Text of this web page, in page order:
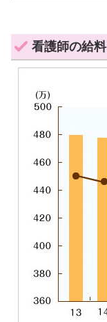
看護師の給料